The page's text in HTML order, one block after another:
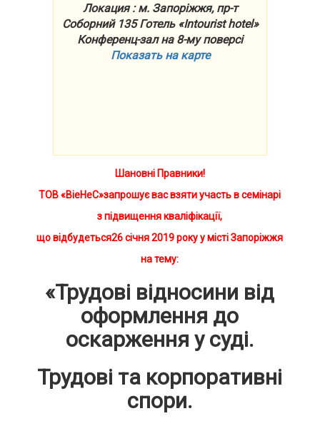
Локация : м. Запоріжжя, пр-т
Соборний 135 Готель «Intourist hotel»
Конференц-зал на 8-му поверсі
Показать на карте
Шановні Правники!
ТОВ «ВіеНеС»запрошує вас взяти участь в семінарі
з підвищення кваліфікації,
що відбудеться26 січня 2019 року у місті Запоріжжя
на тему:
«Трудові відносини від
оформлення до
оскарження у суді.
Трудові та корпоративні
спори.